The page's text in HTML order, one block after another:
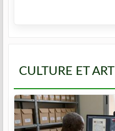
CULTURE ET ART